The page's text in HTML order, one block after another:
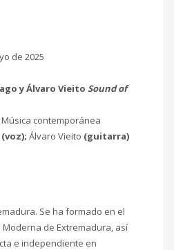
de 2025
y Álvaro Vieito Sound of
Música contemporánea
(voz); Álvaro Vieito (guitarra)
Se ha formado en el
Moderna de Extremadura, así
e independiente en